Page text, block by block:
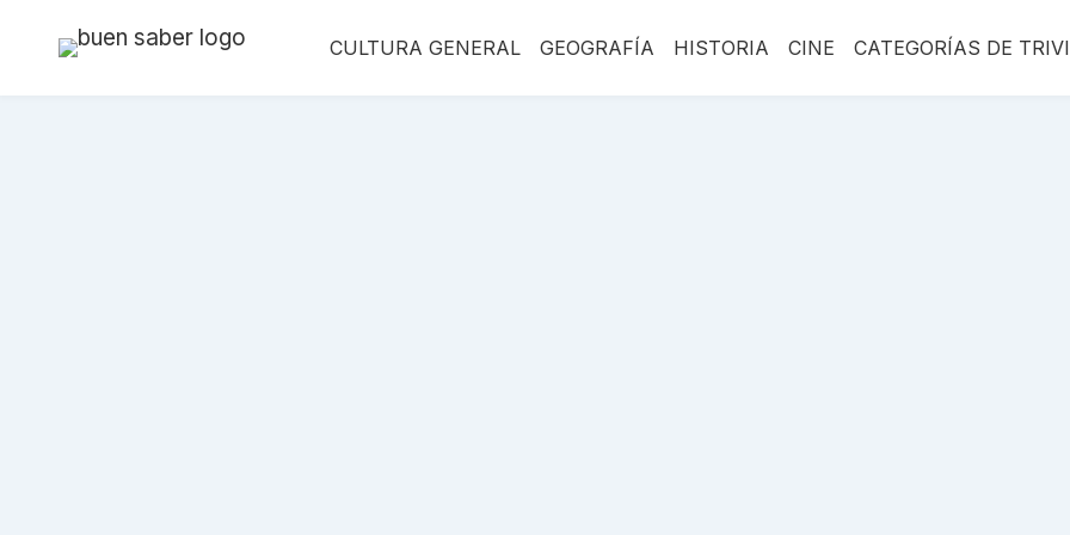
CULTURA GENERAL GEOGRAFÍA HISTORIA CINE CATEGORÍAS DE